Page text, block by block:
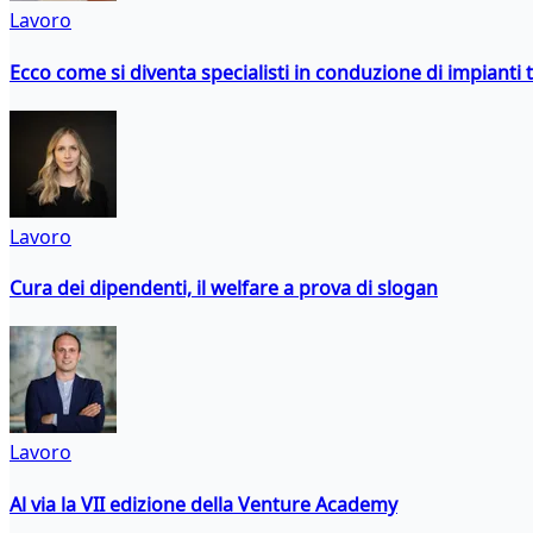
Lavoro
Ecco come si diventa specialisti in conduzione di impianti
Lavoro
Cura dei dipendenti, il welfare a prova di slogan
Lavoro
Al via la VII edizione della Venture Academy